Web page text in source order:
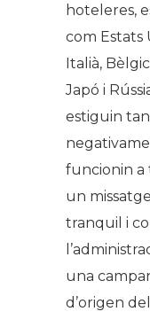
hoteleres,
com Estats
Italià,
Japó i
estiguin
funcionin a
un
tranquil i
una
d’origen